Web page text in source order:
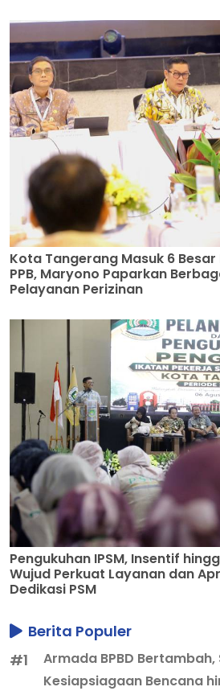
Kota Tangerang Masuk 6 Besar
PPB, Maryono Paparkan
Pelayanan Perizinan
Pengukuhan IPSM, Insentif
Wujud Perkuat Layanan dan
Dedikasi PSM
Berita Populer
#1
Armada BPBD
Kesiapsiagaan Bencana